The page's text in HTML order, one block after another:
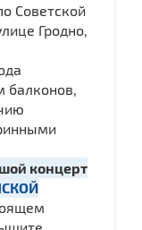
Советской
Гродно,
концерт